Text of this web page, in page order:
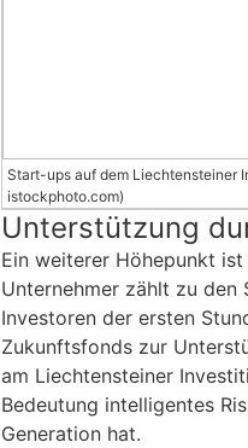
Start-ups auf dem Liechtensteiner
istockphoto.com)
Unterstützung
Ein weiterer Höhepunkt
Unternehmer zählt zu
Investoren der ersten
Zukunftsfonds zur
am Liechtensteiner
Bedeutung intelligentes
Generation hat.